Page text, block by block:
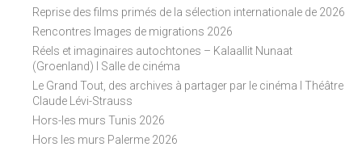
Reprise des films primés de la sélection internationale de 2026
Rencontres Images de migrations 2026
Réels et imaginaires autochtones – Kalaallit Nunaat
(Groenland) I Salle de cinéma
Le Grand Tout, des archives à partager par le cinéma I Théâtre
Claude Lévi-Strauss
Hors-les murs Tunis 2026
Hors les murs Palerme 2026